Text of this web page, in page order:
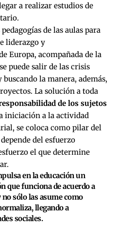
a realizar estudios de
de las aulas para
liderazgo y
Europa, acompañada de la
puede salir de las crisis
la manera, además,
La solución a toda
de los sujetos
iniciación a la actividad
se coloca como pilar del
del esfuerzo
el que determine
en la educación un
que funciona de acuerdo a
sólo las asume como
llegando a
sociales.